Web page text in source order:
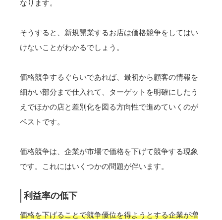
なります。
そうすると、新規開業するお店は価格競争をしてはい
けないことがわかるでしょう。
価格競争するぐらいであれば、最初から顧客の情報を
細かい部分まで仕入れて、ターゲットを明確にしたう
えでほかの店と差別化を図る方向性で進めていくのが
ベストです。
価格競争は、企業が市場で価格を下げて競争する現象
です。これにはいくつかの問題が伴います。
利益率の低下
価格を下げることで競争優位を得ようとする企業が増